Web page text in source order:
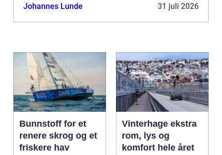
Johannes Lunde 31 juli 2026
Bunnstoff for et
renere skrog og et
friskere hav
Vinterhage ekstra
rom, lys og
komfort hele året